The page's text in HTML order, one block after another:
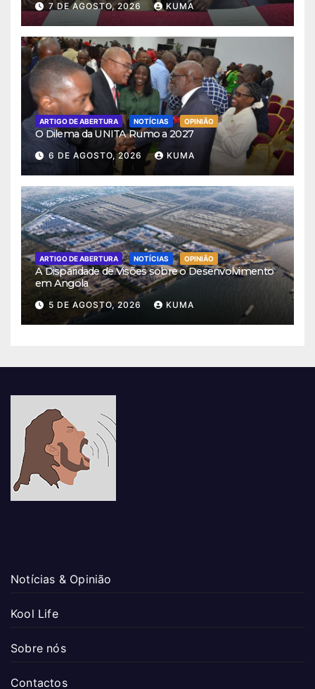
7 DE AGOSTO, 2026 KUMA
ARTIGO DE ABERTURA NOTÍCIAS OPINIÃO
O Dilema da UNITA Rumo a 2027
6 DE AGOSTO, 2026 KUMA
ARTIGO DE ABERTURA NOTÍCIAS OPINIÃO
A Disparidade de Visões sobre o Desenvolvimento
em Angola
5 DE AGOSTO, 2026 KUMA
Notícias & Opinião
Kool Life
Sobre nós
Contactos